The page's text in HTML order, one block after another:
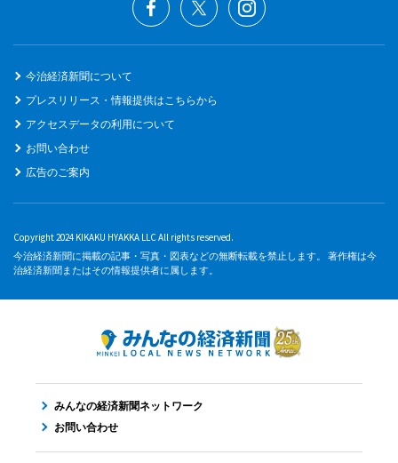
今治経済新聞について
プレスリリース・情報提供はこちらから
アクセスデータの利用について
お問い合わせ
広告のご案内
Copyright 2024 KIKAKU HYAKKA LLC All rights reserved.
今治経済新聞に掲載の記事・写真・図表などの無断転載を禁止します。 著作権は今
治経済新聞またはその情報提供者に属します。
みんなの経済新聞ネットワーク
お問い合わせ